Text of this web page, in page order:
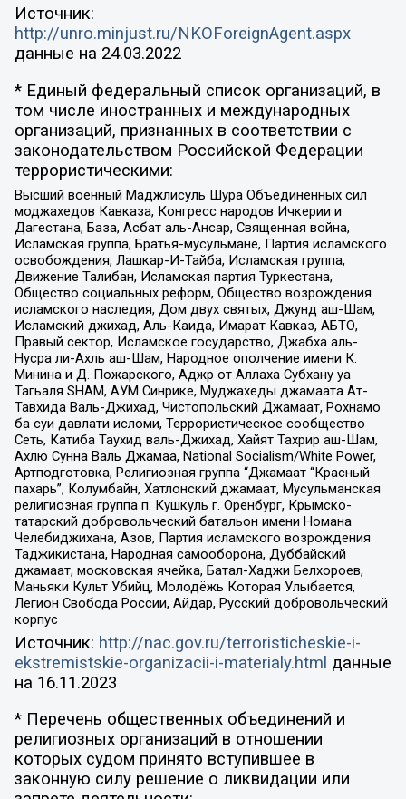
Источник:
http://unro.minjust.ru/NKOForeignAgent.aspx
данные на 24.03.2022
* Единый федеральный список организаций, в
том числе иностранных и международных
организаций, признанных в соответствии с
законодательством Российской Федерации
террористическими:
Высший военный Маджлисуль Шура Объединенных сил
моджахедов Кавказа, Конгресс народов Ичкерии и
Дагестана, База, Асбат аль-Ансар, Священная война,
Исламская группа, Братья-мусульмане, Партия исламского
освобождения, Лашкар-И-Тайба, Исламская группа,
Движение Талибан, Исламская партия Туркестана,
Общество социальных реформ, Общество возрождения
исламского наследия, Дом двух святых, Джунд аш-Шам,
Исламский джихад, Аль-Каида, Имарат Кавказ, АБТО,
Правый сектор, Исламское государство, Джабха аль-
Нусра ли-Ахль аш-Шам, Народное ополчение имени К.
Минина и Д. Пожарского, Аджр от Аллаха Субхану уа
Тагьаля SHAM, АУМ Синрике, Муджахеды джамаата Ат-
Тавхида Валь-Джихад, Чистопольский Джамаат, Рохнамо
ба суи давлати исломи, Террористическое сообщество
Сеть, Катиба Таухид валь-Джихад, Хайят Тахрир аш-Шам,
Ахлю Сунна Валь Джамаа, National Socialism/White Power,
Артподготовка, Религиозная группа “Джамаат “Красный
пахарь”, Колумбайн, Хатлонский джамаат, Мусульманская
религиозная группа п. Кушкуль г. Оренбург, Крымско-
татарский добровольческий батальон имени Номана
Челебиджихана, Азов, Партия исламского возрождения
Таджикистана, Народная самооборона, Дуббайский
джамаат, московская ячейка, Батал-Хаджи Белхороев,
Маньяки Культ Убийц, Молодёжь Которая Улыбается,
Легион Свобода России, Айдар, Русский добровольческий
корпус
Источник: http://nac.gov.ru/terroristicheskie-i-
ekstremistskie-organizacii-i-materialy.html данные
на 16.11.2023
* Перечень общественных объединений и
религиозных организаций в отношении
которых судом принято вступившее в
законную силу решение о ликвидации или